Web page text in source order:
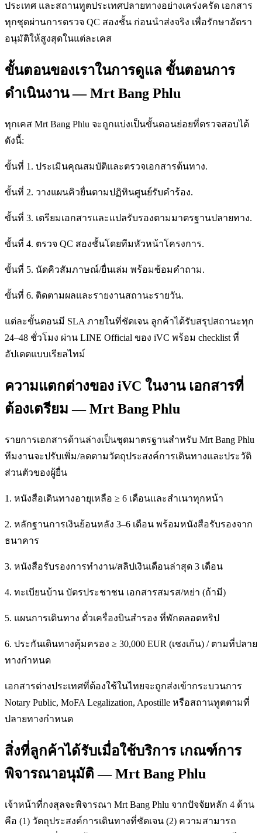
ประเทศ และสถานทูตประเทศปลายทางอย่างเคร่งครัด เอกสาร
ทุกชุดผ่านการตรวจ QC สองชั้น ก่อนนำส่งจริง เพื่อรักษาอัตรา
อนุมัติให้สูงสุดในแต่ละเคส
ขั้นตอนของเราในการดูแล ขั้นตอนการ
ดำเนินงาน — Mrt Bang Phlu
ทุกเคส Mrt Bang Phlu จะถูกแบ่งเป็นขั้นตอนย่อยที่ตรวจสอบได้
ดังนี้:
ขั้นที่ 1. ประเมินคุณสมบัติและตรวจเอกสารต้นทาง.
ขั้นที่ 2. วางแผนคิวยื่นตามปฏิทินศูนย์รับคำร้อง.
ขั้นที่ 3. เตรียมเอกสารและแปลรับรองตามมาตรฐานปลายทาง.
ขั้นที่ 4. ตรวจ QC สองชั้นโดยทีมหัวหน้าโครงการ.
ขั้นที่ 5. นัดคิวสัมภาษณ์/ยื่นเล่ม พร้อมซ้อมคำถาม.
ขั้นที่ 6. ติดตามผลและรายงานสถานะรายวัน.
แต่ละขั้นตอนมี SLA ภายในที่ชัดเจน ลูกค้าได้รับสรุปสถานะทุก
24–48 ชั่วโมง ผ่าน LINE Official ของ iVC พร้อม checklist ที่
อัปเดตแบบเรียลไทม์
ความแตกต่างของ iVC ในงาน เอกสารที่
ต้องเตรียม — Mrt Bang Phlu
รายการเอกสารด้านล่างเป็นชุดมาตรฐานสำหรับ Mrt Bang Phlu
ทีมงานจะปรับเพิ่ม/ลดตามวัตถุประสงค์การเดินทางและประวัติ
ส่วนตัวของผู้ยื่น
1. หนังสือเดินทางอายุเหลือ ≥ 6 เดือนและสำเนาทุกหน้า
2. หลักฐานการเงินย้อนหลัง 3–6 เดือน พร้อมหนังสือรับรองจาก
ธนาคาร
3. หนังสือรับรองการทำงาน/สลิปเงินเดือนล่าสุด 3 เดือน
4. ทะเบียนบ้าน บัตรประชาชน เอกสารสมรส/หย่า (ถ้ามี)
5. แผนการเดินทาง ตั๋วเครื่องบินสำรอง ที่พักตลอดทริป
6. ประกันเดินทางคุ้มครอง ≥ 30,000 EUR (เชงเก้น) / ตามที่ปลาย
ทางกำหนด
เอกสารต่างประเทศที่ต้องใช้ในไทยจะถูกส่งเข้ากระบวนการ
Notary Public, MoFA Legalization, Apostille หรือสถานทูตตามที่
ปลายทางกำหนด
สิ่งที่ลูกค้าได้รับเมื่อใช้บริการ เกณฑ์การ
พิจารณาอนุมัติ — Mrt Bang Phlu
เจ้าหน้าที่กงสุลจะพิจารณา Mrt Bang Phlu จากปัจจัยหลัก 4 ด้าน
คือ (1) วัตถุประสงค์การเดินทางที่ชัดเจน (2) ความสามารถ